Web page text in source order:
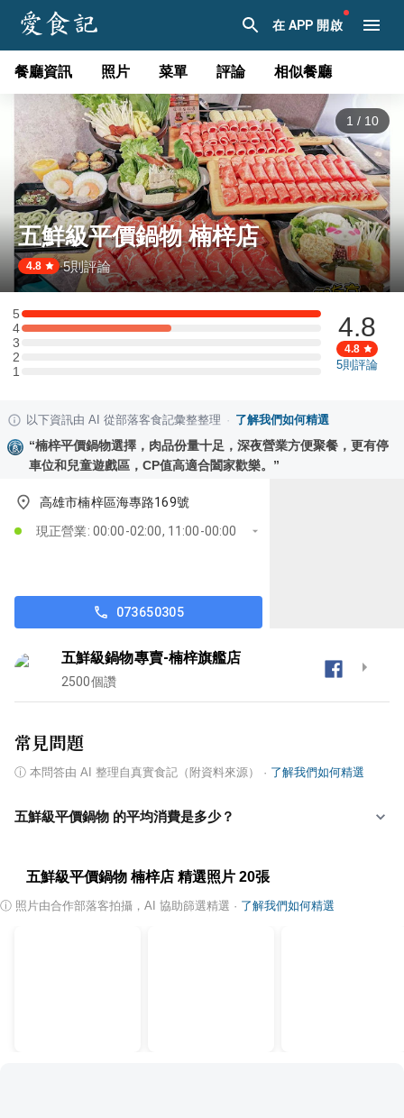
在 APP 開啟
餐廳資訊 照片 菜單 評論 相似餐廳
1 / 10
五鮮級平價鍋物 楠梓店
4.8 ·5則評論
5
5 星：2 則評論
4
4 星：1 則評論
3
3 星：0 則評論
2
2 星：0 則評論
11 星：0 則評論
4.8
4.8
5則評論
以下資訊由 AI 從部落客食記彙整整理 · 了解我們如何精選
“楠梓平價鍋物選擇，肉品份量十足，深夜營業方便聚餐，更有停
車位和兒童遊戲區，CP值高適合闔家歡樂。 ”
高雄市楠梓區海專路169號
現正營業: 00:00-02:00, 11:00-00:00
073650305
五鮮級鍋物專賣-楠梓旗艦店
2500個讚
常見問題
ⓘ 本問答由 AI 整理自真實食記（附資料來源） · 了解我們如何精選
五鮮級平價鍋物 的平均消費是多少？
五鮮級平價鍋物 楠梓店 精選照片 20張
ⓘ 照片由合作部落客拍攝，AI 協助篩選精選 · 了解我們如何精選